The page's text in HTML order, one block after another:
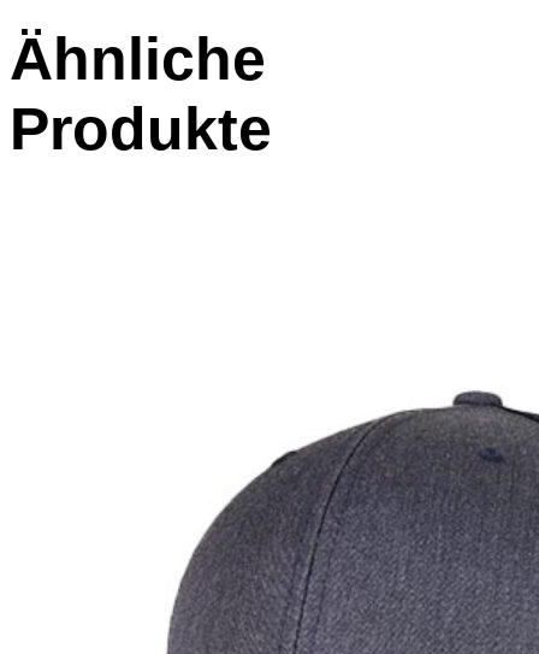
Ähnliche
Produkte